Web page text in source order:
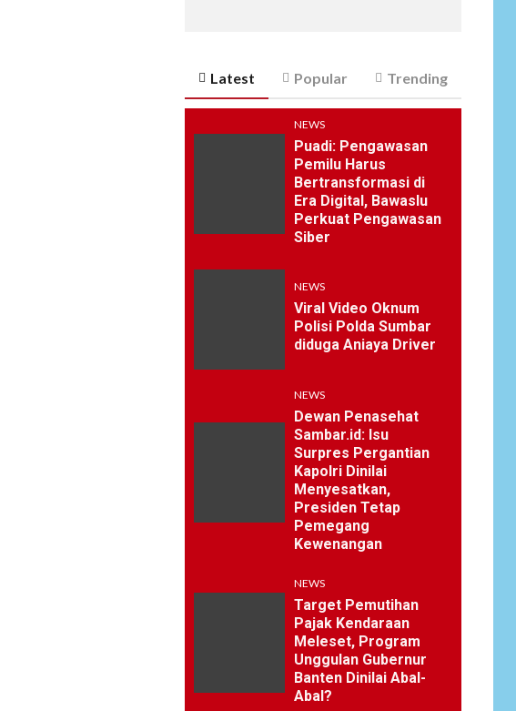
Latest Popular Trending
NEWS
Puadi: Pengawasan
Pemilu Harus
Bertransformasi di
Era Digital, Bawaslu
Perkuat Pengawasan
Siber
NEWS
Viral Video Oknum
Polisi Polda Sumbar
diduga Aniaya Driver
NEWS
Dewan Penasehat
Sambar.id: Isu
Surpres Pergantian
Kapolri Dinilai
Menyesatkan,
Presiden Tetap
Pemegang
Kewenangan
NEWS
Target Pemutihan
Pajak Kendaraan
Meleset, Program
Unggulan Gubernur
Banten Dinilai Abal-
Abal?